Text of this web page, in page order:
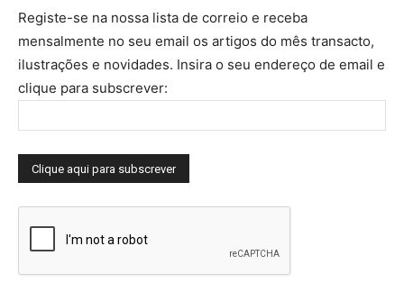
Registe-se na nossa lista de correio e receba
mensalmente no seu email os artigos do mês transacto,
ilustrações e novidades. Insira o seu endereço de email e
clique para subscrever: